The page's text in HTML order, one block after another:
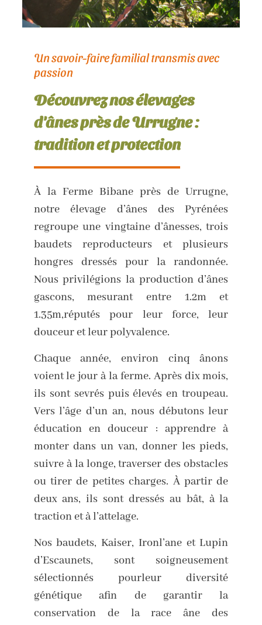
Un savoir-faire familial transmis avec
passion
Découvrez nos élevages
d'ânes près de Urrugne :
tradition et protection
À la Ferme Bibane près de Urrugne,
notre élevage d’ânes des Pyrénées
regroupe une vingtaine d’ânesses, trois
baudets reproducteurs et plusieurs
hongres dressés pour la randonnée.
Nous privilégions la production d’ânes
gascons, mesurant entre 1.2m et
1.35m,réputés pour leur force, leur
douceur et leur polyvalence.
Chaque année, environ cinq ânons
voient le jour à la ferme. Après dix mois,
ils sont sevrés puis élevés en troupeau.
Vers l’âge d’un an, nous débutons leur
éducation en douceur : apprendre à
monter dans un van, donner les pieds,
suivre à la longe, traverser des obstacles
ou tirer de petites charges. À partir de
deux ans, ils sont dressés au bât, à la
traction et à l’attelage.
Nos baudets, Kaiser, Ironl’ane et Lupin
d’Escaunets, sont soigneusement
sélectionnés pourleur diversité
génétique afin de garantir la
conservation de la race âne des